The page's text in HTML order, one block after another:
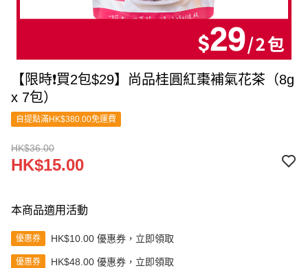
【限時❗買2包$29】尚品桂圓紅棗補氣花茶（8g
x 7包）
自提點滿HK$380.00免運費
HK$36.00
HK$15.00
本商品適用活動
優惠券 HK$10.00 優惠券，立即領取
優惠券 HK$48.00 優惠券，立即領取